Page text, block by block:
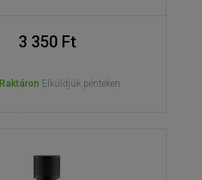
3 350 Ft
Raktáron Elküldjük pénteken